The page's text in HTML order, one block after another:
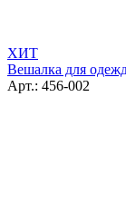
ХИТ
Вешалка для
Арт.: 456-002